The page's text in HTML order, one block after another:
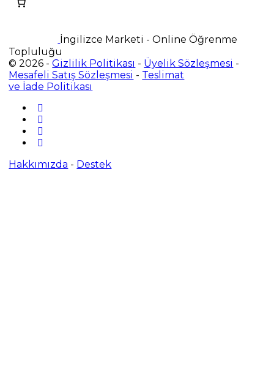
İngilizce Marketi - Online Öğrenme
Topluluğu
© 2026 -Gizlilik Politikası - Üyelik Sözleşmesi -
Mesafeli Satış Sözleşmesi - Teslimat
ve İade Politikası
Hakkımızda - Destek